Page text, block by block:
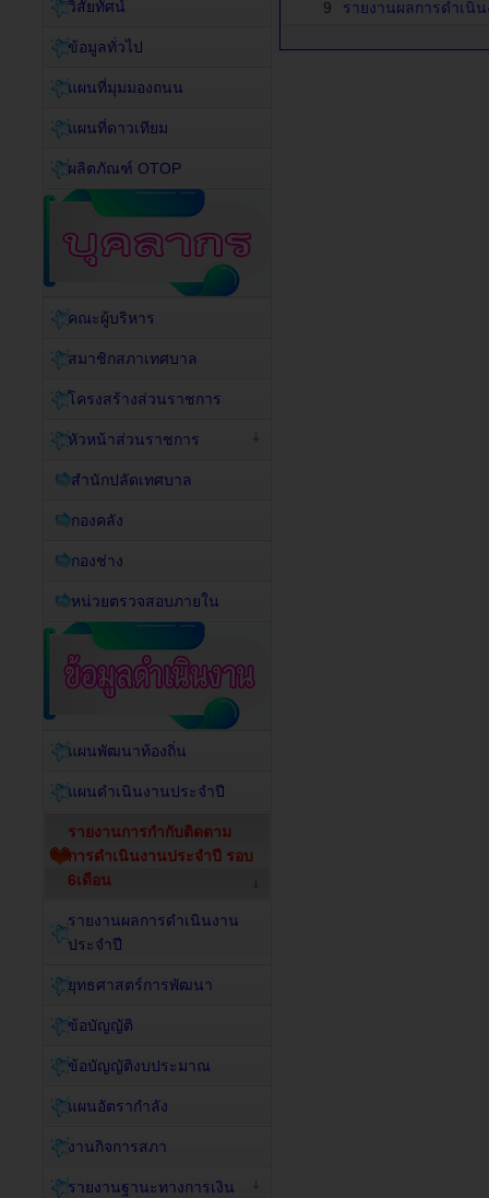
9
รายงานผลการดำเนิ
วิสัยทัศน์
ข้อมูลทั่วไป
แผนที่มุมมองถนน
แผนที่ดาวเทียม
ผลิตภัณฑ์ OTOP
คณะผู้บริหาร
สมาชิกสภาเทศบาล
โครงสร้างส่วนราชการ
หัวหน้าส่วนราชการ
สำนักปลัดเทศบาล
กองคลัง
กองช่าง
หน่วยตรวจสอบภายใน
แผนพัฒนาท้องถิ่น
แผนดำเนินงานประจำปี
รายงานการกำกับติดตาม
การดำเนินงานประจำปี รอบ
6เดือน
รายงานผลการดำเนินงาน
ประจำปี
ยุทธศาสตร์การพัฒนา
ข้อบัญญัติ
ข้อบัญญัติงบประมาณ
แผนอัตรากำลัง
งานกิจการสภา
รายงานฐานะทางการเงิน